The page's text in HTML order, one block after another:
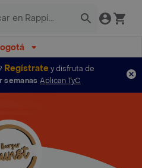
Regístratey disfruta de
semanas Aplican TyC